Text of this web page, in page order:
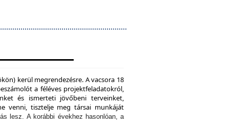
kerül megrendezésre. A vacsora 18
a féléves projektfeladatokról,
és ismerteti jövőbeni terveinket,
venni, tisztelje meg társai munkáját
lesz.A korábbi évekhez hasonlóan, a